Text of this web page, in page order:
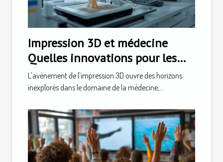
Impression 3D et médecine
Quelles innovations pour les
prothèses personnalisées
L'avènement de l'impression 3D ouvre des horizons
inexplorés dans le domaine de la médecine,...